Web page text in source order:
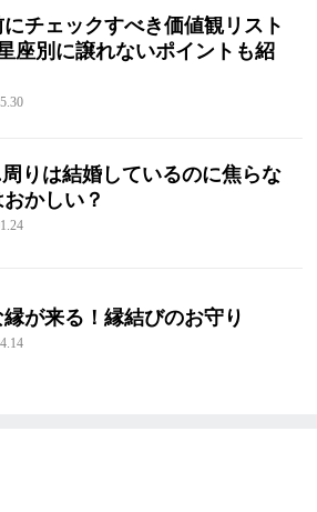
にチェックすべき価値観リスト
座別に譲れないポイントも紹
りは結婚しているのに焦らな
かしい？
が来る！縁結びのお守り